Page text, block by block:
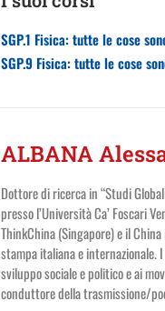
SGP.1 Fisica: tutte le cose
SGP.9 Fisica: tutte le cose
ALBANA
Dottore di ricerca in “Studi
presso l’Università Ca’ Foscari
ThinkChina (Singapore) e il
stampa italiana e internazionale.
sviluppo sociale e politico e ai
conduttore della trasmissione/